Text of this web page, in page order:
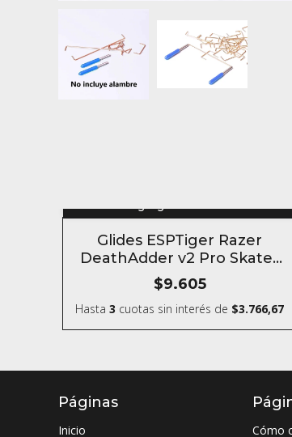
Glides ESPTiger Razer
DeathAdder v2 Pro Skates
Teflón para mouse
$9.605
Hasta 3 cuotas sin interés de $3.766,67
Páginas
Inicio Cómo